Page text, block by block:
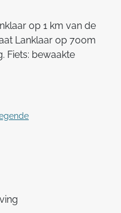
op 1 km van de
Lanklaar op 700m
Fiets: bewaakte